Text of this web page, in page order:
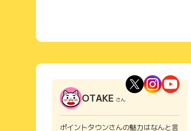
OTAKE さん
ポイントタウンさんの魅力はなんと言